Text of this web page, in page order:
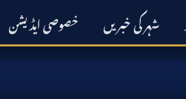
شہر کی خبریں خصوصی ایڈیشن